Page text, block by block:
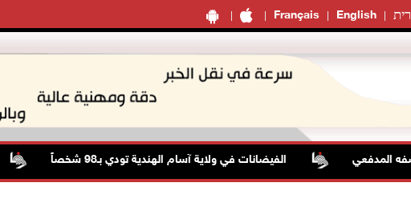
Français English
المدفعي الفيضانات في ولاية آسام الهندية تودي بـ98 شخصاً